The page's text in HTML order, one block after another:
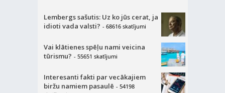
Lembergs sašutis: Uz ko jūs cerat, ja
idioti vada valsti? - 68616 skatījumi
Vai klātienes spēļu nami veicina
tūrismu? - 55651 skatījumi
Interesanti fakti par vecākajiem
biržu namiem pasaulē - 54198